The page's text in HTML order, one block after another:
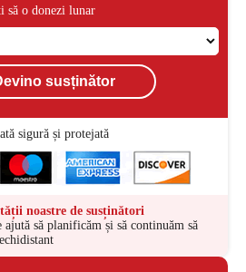
să o donezi lunar
susținător
sigură și protejată
noastre de susținători
ajută să planificăm și să continuăm să